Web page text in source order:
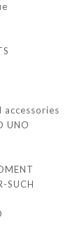
accessories
UNO
SUCH